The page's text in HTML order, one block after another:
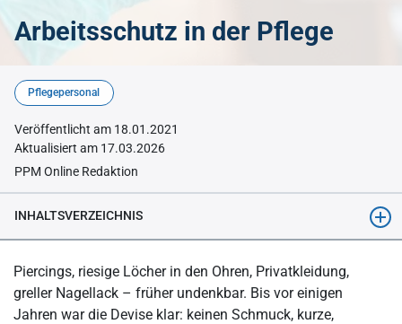
Arbeitsschutz in der Pflege
© KI-generiert mit Midjourney
Pflegepersonal
Veröffentlicht am 18.01.2021
Aktualisiert am 17.03.2026
PPM Online Redaktion
INHALTSVERZEICHNIS
Schutzkleidung, Arbeitskleidung & Co: Wo liegen die
Unterschiede?
Piercings, riesige Löcher in den Ohren, Privatkleidung,
greller Nagellack – früher undenkbar. Bis vor einigen
Jahren war die Devise klar: keinen Schmuck, kurze,